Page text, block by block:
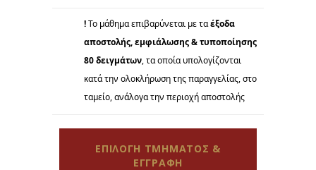
!Το μάθημα επιβαρύνεται με ταέξοδα
αποστολής, εμφιάλωσης & τυποποίησης
80 δειγμάτων, τα οποία υπολογίζονται
κατά την ολοκλήρωση της παραγγελίας, στο
ταμείο, ανάλογα την περιοχή αποστολής
ΕΠΙΛΟΓΗ ΤΜΗΜΑΤΟΣ &
ΕΓΓΡΑΦΗ